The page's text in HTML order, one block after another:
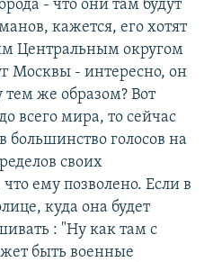
- что они там будут
кажется, его хотят
Центральным округом
Москвы - интересно, он
тем же образом? Вот
всего мира, то сейчас
большинство голосов на
своих
ему позволено. Если в
куда она будет
: "Ну как там с
быть военные